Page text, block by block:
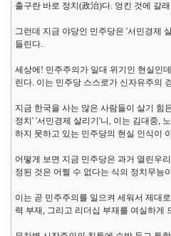
출구란 바로 정치(政治)다. 엉킨 것에 갈
그런데 지금 야당인 민주당은 '서민경제
들린다.
세상에! 민주주의가 일대 위기인 현실인
린다. 이는 민주당 스스로가 신자유주의
지금 한국을 사는 많은 사람들이 살기 힘
정치' '서민경제 살리기'니, 이는 김대중,
하지 못하고 있는 민주당의 현실 인식이
어떻게 보면 지금 민주당은 과거 열린우
정된 것은 어쩔 수 없다는 식의 정치무능
이는 곧 민주주의를 일으켜 세워서 제대
력 부재, 그리고 리더십 부재를 여실하게